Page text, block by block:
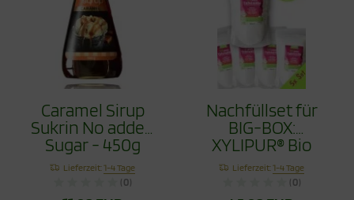
Caramel Sirup
Sukrin No added
Sugar - 450g
Lieferzeit:1-4 Tage
(0)
Nachfüllset für
BIG-BOX:
XYLIPUR® Bio
Zero Erythrit 4 Kg
Lieferzeit:1-4 Tage
(0)